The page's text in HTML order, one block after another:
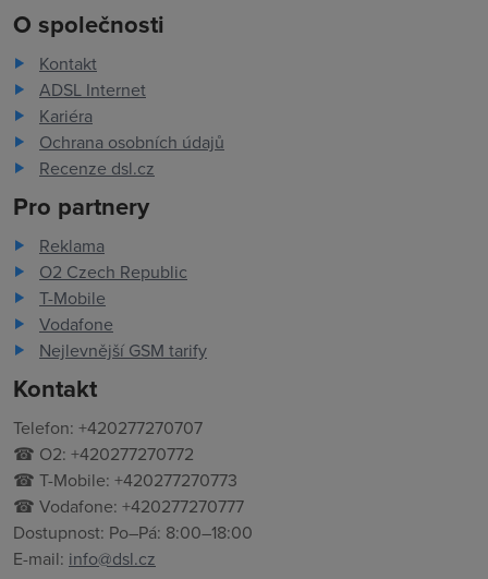
O společnosti
Kontakt
ADSL Internet
Kariéra
Ochrana osobních údajů
Recenze dsl.cz
Pro partnery
Reklama
O2 Czech Republic
T-Mobile
Vodafone
Nejlevnější GSM tarify
Kontakt
Telefon: +420277270707
☎ O2: +420277270772
☎ T-Mobile: +420277270773
☎ Vodafone: +420277270777
Dostupnost: Po–Pá: 8:00–18:00
E-mail: info@dsl.cz